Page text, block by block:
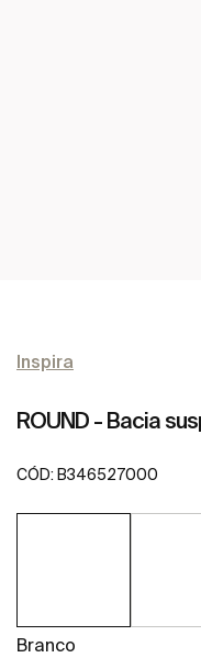
Inspira
ROUND - Bacia
CÓD: B346527000
Branco